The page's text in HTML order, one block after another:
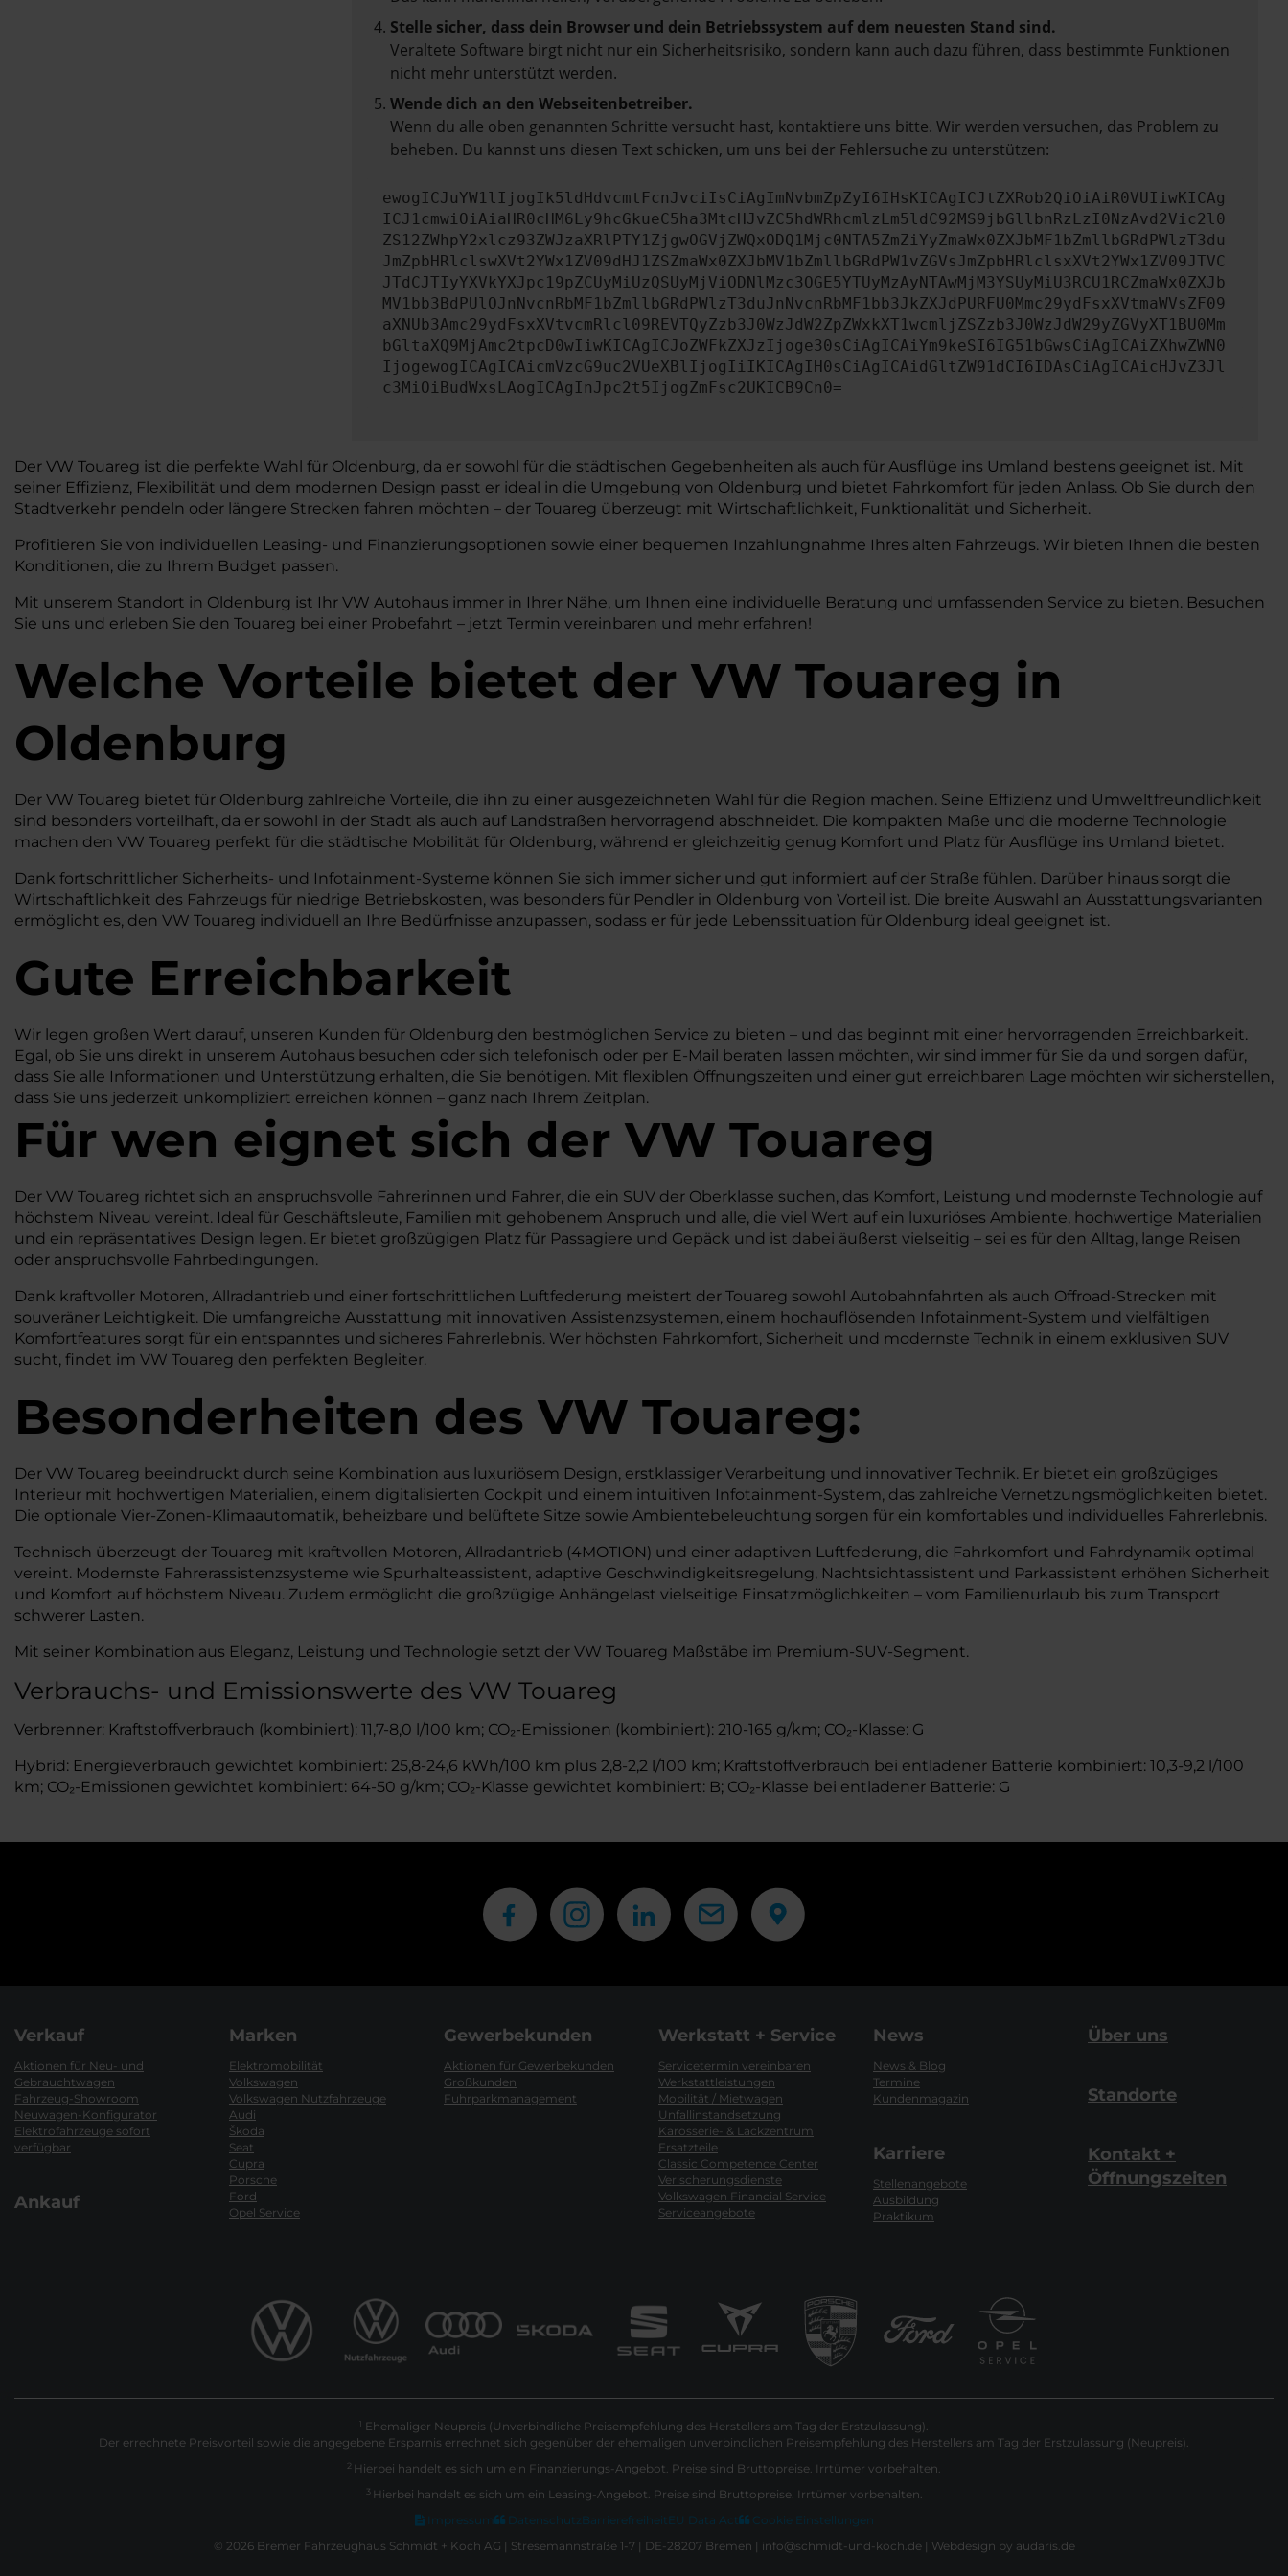
Stelle sicher, dass dein Browser und dein Betriebssystem auf dem neuesten Stand sind.
Veraltete Software birgt nicht nur ein Sicherheitsrisiko, sondern kann auch dazu führen, dass bestimmte Funktionen
nicht mehr unterstützt werden.
Wende dich an den Webseitenbetreiber.
Wenn du alle oben genannten Schritte versucht hast, kontaktiere uns bitte. Wir werden versuchen, das Problem zu
beheben. Du kannst uns diesen Text schicken, um uns bei der Fehlersuche zu unterstützen:
ewogICJuYW1lIjogIk5ldHdvcmtFcnJvciIsCiAgImNvbmZpZyI6IHsKICAgICJtZXRob2QiOiAiR0VUIiwKICAg
ICJ1cmwiOiAiaHR0cHM6Ly9hcGkueC5ha3MtcHJvZC5hdWRhcmlzLm5ldC92MS9jbGllbnRzLzI0NzAvd2Vic2l0
ZS12ZWhpY2xlcz93ZWJzaXRlPTY1ZjgwOGVjZWQxODQ1Mjc0NTA5ZmZiYyZmaWx0ZXJbMF1bZmllbGRdPWlzT3du
JmZpbHRlclswXVt2YWx1ZV09dHJ1ZSZmaWx0ZXJbMV1bZmllbGRdPW1vZGVsJmZpbHRlclsxXVt2YWx1ZV09JTVC
JTdCJTIyYXVkYXJpc19pZCUyMiUzQSUyMjViODNlMzc3OGE5YTUyMzAyNTAwMjM3YSUyMiU3RCU1RCZmaWx0ZXJb
MV1bb3BdPUlOJnNvcnRbMF1bZmllbGRdPWlzT3duJnNvcnRbMF1bb3JkZXJdPURFU0Mmc29ydFsxXVtmaWVsZF09
aXNUb3Amc29ydFsxXVtvcmRlcl09REVTQyZzb3J0WzJdW2ZpZWxkXT1wcmljZSZzb3J0WzJdW29yZGVyXT1BU0Mm
bGltaXQ9MjAmc2tpcD0wIiwKICAgICJoZWFkZXJzIjoge30sCiAgICAiYm9keSI6IG51bGwsCiAgICAiZXhwZWN0
IjogewogICAgICAicmVzcG9uc2VUeXBlIjogIiIKICAgIH0sCiAgICAidGltZW91dCI6IDAsCiAgICAicHJvZ3Jl
c3MiOiBudWxsLAogICAgInJpc2t5IjogZmFsc2UKICB9Cn0=
Der VW Touareg ist die perfekte Wahl für Oldenburg, da er sowohl für die städtischen Gegebenheiten als auch für Ausflüge ins Umland bestens geeignet ist. Mit
seiner Effizienz, Flexibilität und dem modernen Design passt er ideal in die Umgebung von Oldenburg und bietet Fahrkomfort für jeden Anlass. Ob Sie durch den
Stadtverkehr pendeln oder längere Strecken fahren möchten – der Touareg überzeugt mit Wirtschaftlichkeit, Funktionalität und Sicherheit.
Profitieren Sie von individuellen Leasing- und Finanzierungsoptionen sowie einer bequemen Inzahlungnahme Ihres alten Fahrzeugs. Wir bieten Ihnen die besten
Konditionen, die zu Ihrem Budget passen.
Mit unserem Standort in Oldenburg ist Ihr VW Autohaus immer in Ihrer Nähe, um Ihnen eine individuelle Beratung und umfassenden Service zu bieten. Besuchen
Sie uns und erleben Sie den Touareg bei einer Probefahrt – jetzt Termin vereinbaren und mehr erfahren!
Welche Vorteile bietet der VW Touareg in
Oldenburg
Der VW Touareg bietet für Oldenburg zahlreiche Vorteile, die ihn zu einer ausgezeichneten Wahl für die Region machen. Seine Effizienz und Umweltfreundlichkeit
sind besonders vorteilhaft, da er sowohl in der Stadt als auch auf Landstraßen hervorragend abschneidet. Die kompakten Maße und die moderne Technologie
machen den VW Touareg perfekt für die städtische Mobilität für Oldenburg, während er gleichzeitig genug Komfort und Platz für Ausflüge ins Umland bietet.
Dank fortschrittlicher Sicherheits- und Infotainment-Systeme können Sie sich immer sicher und gut informiert auf der Straße fühlen. Darüber hinaus sorgt die
Wirtschaftlichkeit des Fahrzeugs für niedrige Betriebskosten, was besonders für Pendler in Oldenburg von Vorteil ist. Die breite Auswahl an Ausstattungsvarianten
ermöglicht es, den VW Touareg individuell an Ihre Bedürfnisse anzupassen, sodass er für jede Lebenssituation für Oldenburg ideal geeignet ist.
Gute Erreichbarkeit
Wir legen großen Wert darauf, unseren Kunden für Oldenburg den bestmöglichen Service zu bieten – und das beginnt mit einer hervorragenden Erreichbarkeit.
Egal, ob Sie uns direkt in unserem Autohaus besuchen oder sich telefonisch oder per E-Mail beraten lassen möchten, wir sind immer für Sie da und sorgen dafür,
dass Sie alle Informationen und Unterstützung erhalten, die Sie benötigen. Mit flexiblen Öffnungszeiten und einer gut erreichbaren Lage möchten wir sicherstellen,
dass Sie uns jederzeit unkompliziert erreichen können – ganz nach Ihrem Zeitplan.
Für wen eignet sich der VW Touareg
Der VW Touareg richtet sich an anspruchsvolle Fahrerinnen und Fahrer, die ein SUV der Oberklasse suchen, das Komfort, Leistung und modernste Technologie auf
höchstem Niveau vereint. Ideal für Geschäftsleute, Familien mit gehobenem Anspruch und alle, die viel Wert auf ein luxuriöses Ambiente, hochwertige Materialien
und ein repräsentatives Design legen. Er bietet großzügigen Platz für Passagiere und Gepäck und ist dabei äußerst vielseitig – sei es für den Alltag, lange Reisen
oder anspruchsvolle Fahrbedingungen.
Dank kraftvoller Motoren, Allradantrieb und einer fortschrittlichen Luftfederung meistert der Touareg sowohl Autobahnfahrten als auch Offroad-Strecken mit
souveräner Leichtigkeit. Die umfangreiche Ausstattung mit innovativen Assistenzsystemen, einem hochauflösenden Infotainment-System und vielfältigen
Komfortfeatures sorgt für ein entspanntes und sicheres Fahrerlebnis. Wer höchsten Fahrkomfort, Sicherheit und modernste Technik in einem exklusiven SUV
sucht, findet im VW Touareg den perfekten Begleiter.
Besonderheiten des VW Touareg:
Der VW Touareg beeindruckt durch seine Kombination aus luxuriösem Design, erstklassiger Verarbeitung und innovativer Technik. Er bietet ein großzügiges
Interieur mit hochwertigen Materialien, einem digitalisierten Cockpit und einem intuitiven Infotainment-System, das zahlreiche Vernetzungsmöglichkeiten bietet.
Die optionale Vier-Zonen-Klimaautomatik, beheizbare und belüftete Sitze sowie Ambientebeleuchtung sorgen für ein komfortables und individuelles Fahrerlebnis.
Technisch überzeugt der Touareg mit kraftvollen Motoren, Allradantrieb (4MOTION) und einer adaptiven Luftfederung, die Fahrkomfort und Fahrdynamik optimal
vereint. Modernste Fahrerassistenzsysteme wie Spurhalteassistent, adaptive Geschwindigkeitsregelung, Nachtsichtassistent und Parkassistent erhöhen Sicherheit
und Komfort auf höchstem Niveau. Zudem ermöglicht die großzügige Anhängelast vielseitige Einsatzmöglichkeiten – vom Familienurlaub bis zum Transport
schwerer Lasten.
Mit seiner Kombination aus Eleganz, Leistung und Technologie setzt der VW Touareg Maßstäbe im Premium-SUV-Segment.
Verbrauchs- und Emissionswerte des VW Touareg
Verbrenner: Kraftstoffverbrauch (kombiniert): 11,7-8,0 l/100 km; CO₂-Emissionen (kombiniert): 210-165 g/km; CO₂-Klasse: G
Hybrid: Energieverbrauch gewichtet kombiniert: 25,8-24,6 kWh/100 km plus 2,8-2,2 l/100 km; Kraftstoffverbrauch bei entladener Batterie kombiniert: 10,3-9,2 l/100
km; CO₂-Emissionen gewichtet kombiniert: 64-50 g/km; CO₂-Klasse gewichtet kombiniert: B; CO₂-Klasse bei entladener Batterie: G
Verkauf
Aktionen für Neu- und
Gebrauchtwagen
Fahrzeug-Showroom
Neuwagen-Konfigurator
Elektrofahrzeuge sofort
verfügbar
Ankauf
Marken
Elektromobilität
Volkswagen
Volkswagen Nutzfahrzeuge
Audi
Škoda
Seat
Cupra
Porsche
Ford
Opel Service
Gewerbekunden
Aktionen für Gewerbekunden
Großkunden
Fuhrparkmanagement
Werkstatt + Service
Servicetermin vereinbaren
Werkstattleistungen
Mobilität / Mietwagen
Unfallinstandsetzung
Karosserie- & Lackzentrum
Ersatzteile
Classic Competence Center
Verischerungsdienste
Volkswagen Financial Service
Serviceangebote
News
News & Blog
Termine
Kundenmagazin
Karriere
Stellenangebote
Ausbildung
Praktikum
Über uns
Standorte
Kontakt +
Öffnungszeiten
1 Ehemaliger Neupreis (Unverbindliche Preisempfehlung des Herstellers am Tag der Erstzulassung).
Der errechnete Preisvorteil sowie die angegebene Ersparnis errechnet sich gegenüber der ehemaligen unverbindlichen Preisempfehlung des Herstellers am Tag der Erstzulassung (Neupreis).
2 Hierbei handelt es sich um ein Finanzierungs-Angebot. Preise sind Bruttopreise. Irrtümer vorbehalten.
3 Hierbei handelt es sich um ein Leasing-Angebot. Preise sind Bruttopreise. Irrtümer vorbehalten.
Impressum
Datenschutz Barrierefreiheit EU Data Act
Cookie Einstellungen
© 2026 Bremer Fahrzeughaus Schmidt + Koch AG | Stresemannstraße 1-7 | DE-28207 Bremen | info@schmidt-und-koch.de | Webdesign by audaris.de